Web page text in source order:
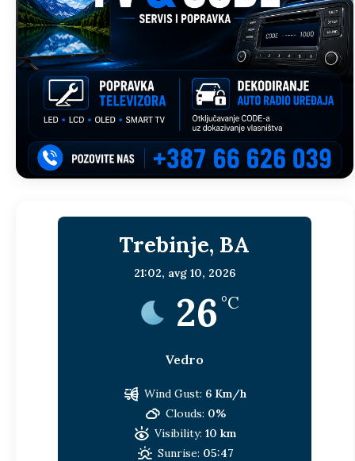
Trebinje, BA
21:02, avg 10, 2026
26 °C
Vedro
Wind Gust: 6 Km/h
Clouds: 0%
Visibility: 10 km
Sunrise: 05:47